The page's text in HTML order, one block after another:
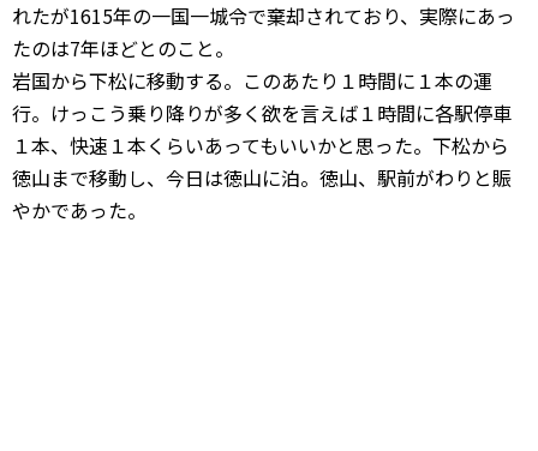
れたが1615年の一国一城令で棄却されており、実際にあっ
たのは7年ほどとのこと。
岩国から下松に移動する。このあたり１時間に１本の運
行。けっこう乗り降りが多く欲を言えば１時間に各駅停車
１本、快速１本くらいあってもいいかと思った。下松から
徳山まで移動し、今日は徳山に泊。徳山、駅前がわりと賑
やかであった。